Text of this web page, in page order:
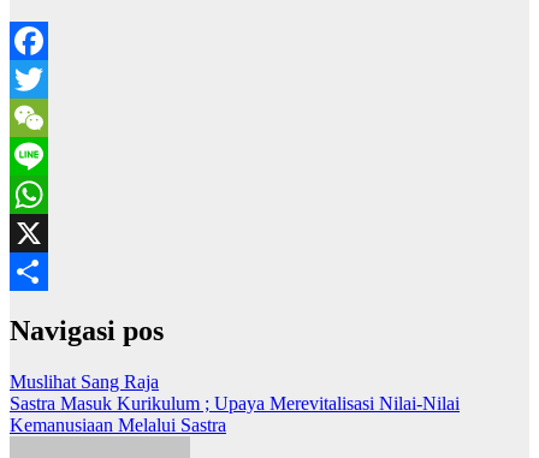
Facebook
Twitter
WeChat
Line
WhatsApp
X
Navigasi pos
Muslihat Sang Raja
Sastra Masuk Kurikulum ; Upaya Merevitalisasi Nilai-Nilai
Kemanusiaan Melalui Sastra